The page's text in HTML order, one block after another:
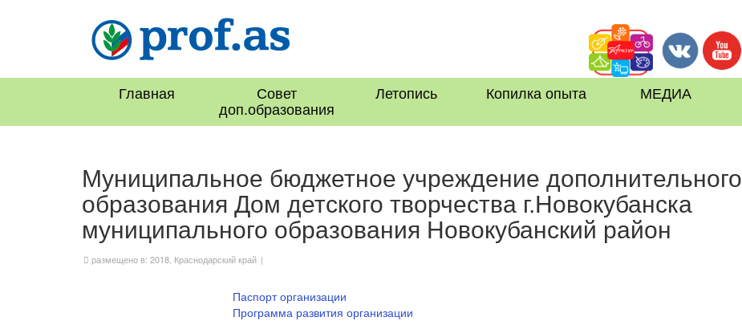
Главная
Совет
доп.образования
Летопись Копилка опыта МЕДИА
Муниципальное бюджетное учреждение дополнительного
образования Дом детского творчества г.Новокубанска
муниципального образования Новокубанский район
размещено в: 2018, Краснодарский край |
Паспорт организации
Программа развития организации